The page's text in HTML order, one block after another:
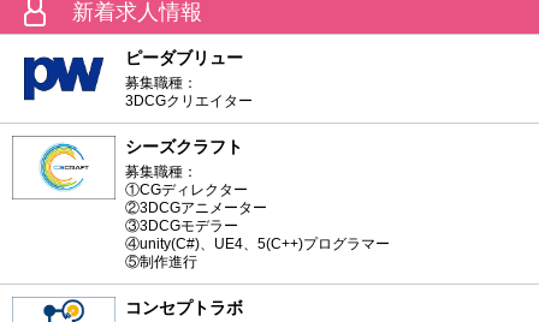
新着求人情報
ピーダブリュー
募集職種：
3DCGクリエイター
シーズクラフト
募集職種：
①CGディレクター
②3DCGアニメーター
③3DCGモデラー
④unity(C#)、UE4、5(C++)プログラマー
⑤制作進行
コンセプトラボ